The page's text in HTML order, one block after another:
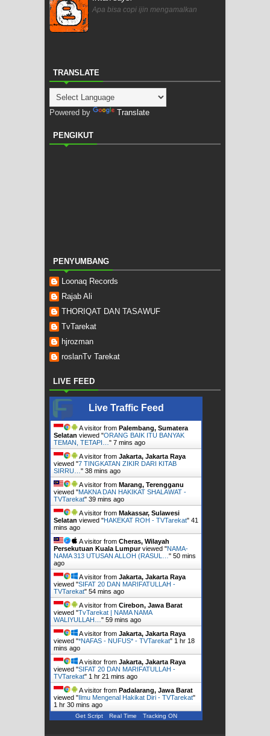
Apa bisa copi ijin mengamalkan
TRANSLATE
Powered by Translate
PENGIKUT
PENYUMBANG
Loonaq Records
Rajab Ali
THORIQAT DAN TASAWUF
TvTarekat
hjrozman
roslanTv Tarekat
LIVE FEED
Live Traffic Feed
A visitor from Palembang, Sumatera
Selatan viewed "ORANG BAIK ITU BANYAK
TEMAN, TETAPI…" 7 mins ago
A visitor from Jakarta, Jakarta Raya
viewed "7 TINGKATAN ZIKIR DARI KITAB
SIRRU…" 38 mins ago
A visitor from Marang, Terengganu
viewed "MAKNA DAN HAKIKAT SHALAWAT -
TVTarekat" 39 mins ago
A visitor from Makassar, Sulawesi
Selatan viewed "HAKEKAT ROH - TVTarekat" 41
mins ago
A visitor from Cheras, Wilayah
Persekutuan Kuala Lumpurviewed "NAMA-
NAMA 313 UTUSAN ALLOH (RASUL…" 50 mins
ago
A visitor from Jakarta, Jakarta Raya
viewed "SIFAT 20 DAN MARIFATULLAH -
TVTarekat" 54 mins ago
A visitor from Cirebon, Jawa Barat
viewed "TvTarekat | NAMA NAMA
WALIYULLAH…" 59 mins ago
A visitor from Jakarta, Jakarta Raya
viewed "*NAFAS - NUFUS* - TVTarekat" 1 hr 18
mins ago
A visitor from Jakarta, Jakarta Raya
viewed "SIFAT 20 DAN MARIFATULLAH -
TVTarekat" 1 hr 21 mins ago
A visitor from Padalarang, Jawa Barat
viewed " Ilmu Mengenal Hakikat Diri - TVTarekat"
1 hr 30 mins ago
Get Script Real Time Tracking ON